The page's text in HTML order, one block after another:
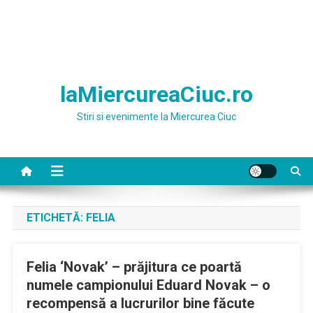
laMiercureaCiuc.ro
Stiri si evenimente la Miercurea Ciuc
ETICHETĂ: FELIA
Felia ‘Novak’ – prăjitura ce poartă
numele campionului Eduard Novak – o
recompensă a lucrurilor bine făcute